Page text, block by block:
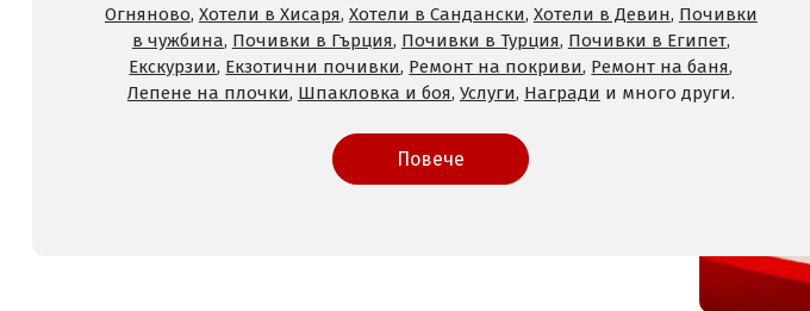
Огняново, Хотели в Хисаря, Хотели в Сандански, Хотели в Девин, Почивки
в чужбина, Почивки в Гърция, Почивки в Турция, Почивки в Египет,
Екскурзии, Екзотични почивки, Ремонт на покриви, Ремонт на баня,
Лепене на плочки, Шпакловка и боя, Услуги, Награди и много други.
Повече